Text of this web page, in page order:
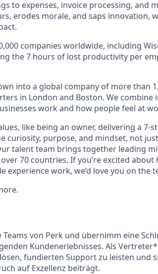
to expenses, invoice processing, and
erodes morale, and saps innovation,
companies worldwide, including
the 7 hours of lost productivity per
into a global company of more than
in London and Boston. We combine
work and how people feel at
like being an owner, delivering a 7-
curiosity, purpose, and mindset, not
talent team brings together leading
70 countries. If you’re excited
experience work, we’d love you on the
Teams von Perk und übernimm eine
Kundenerlebnisses. Als
fundierten Support zu leisten und
auf Exzellenz beiträgt.